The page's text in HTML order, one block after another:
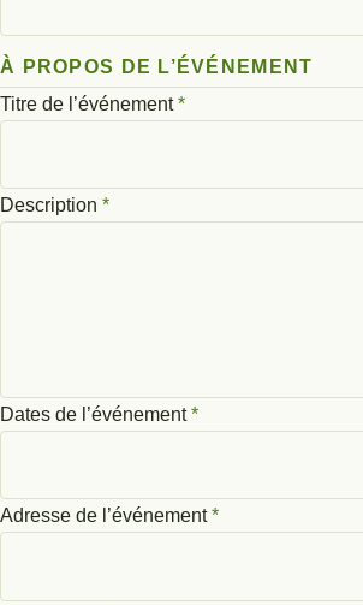
À PROPOS DE L’ÉVÉNEMENT
Titre de l’événement*
Description *
Dates de l’événement*
Adresse de l’événement*